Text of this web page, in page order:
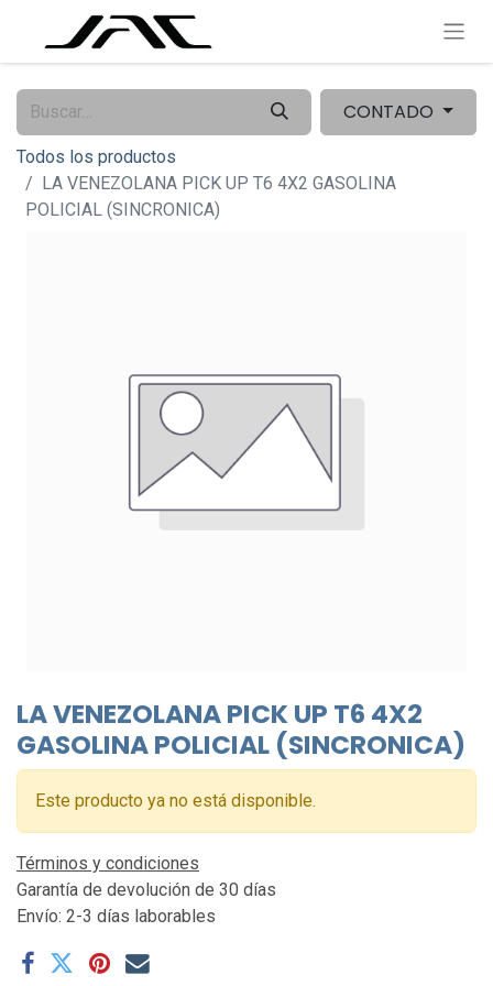
CONTADO
Todos los productos
LA VENEZOLANA PICK UP T6 4X2 GASOLINA
POLICIAL (SINCRONICA)
LA VENEZOLANA PICK UP T6 4X2
GASOLINA POLICIAL (SINCRONICA)
Este producto ya no está disponible.
Términos y condiciones
Garantía de devolución de 30 días
Envío: 2-3 días laborables